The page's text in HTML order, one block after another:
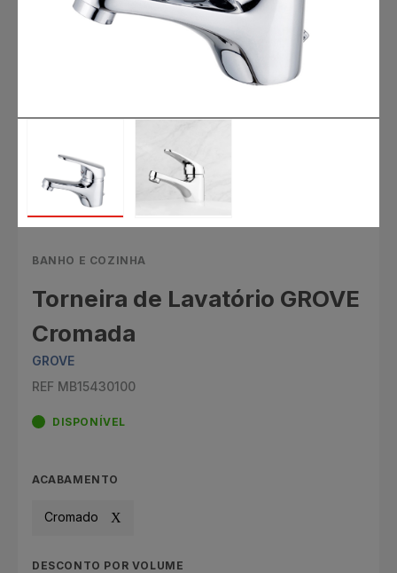
BANHO E COZINHA
Torneira de Lavatório GROVE
Cromada
GROVE
REF MB15430100
DISPONÍVEL
ACABAMENTO
Cromado
DESCONTO POR VOLUME